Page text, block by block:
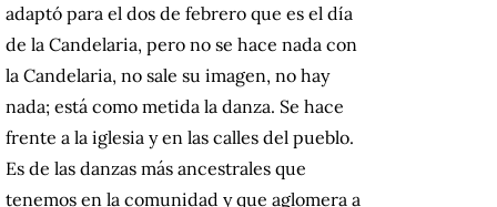
adaptó para el dos de febrero que es el día
de la Candelaria, pero no se hace nada con
la Candelaria, no sale su imagen, no hay
nada; está como metida la danza. Se hace
frente a la iglesia y en las calles del pueblo.
Es de las danzas más ancestrales que
tenemos en la comunidad y que aglomera a